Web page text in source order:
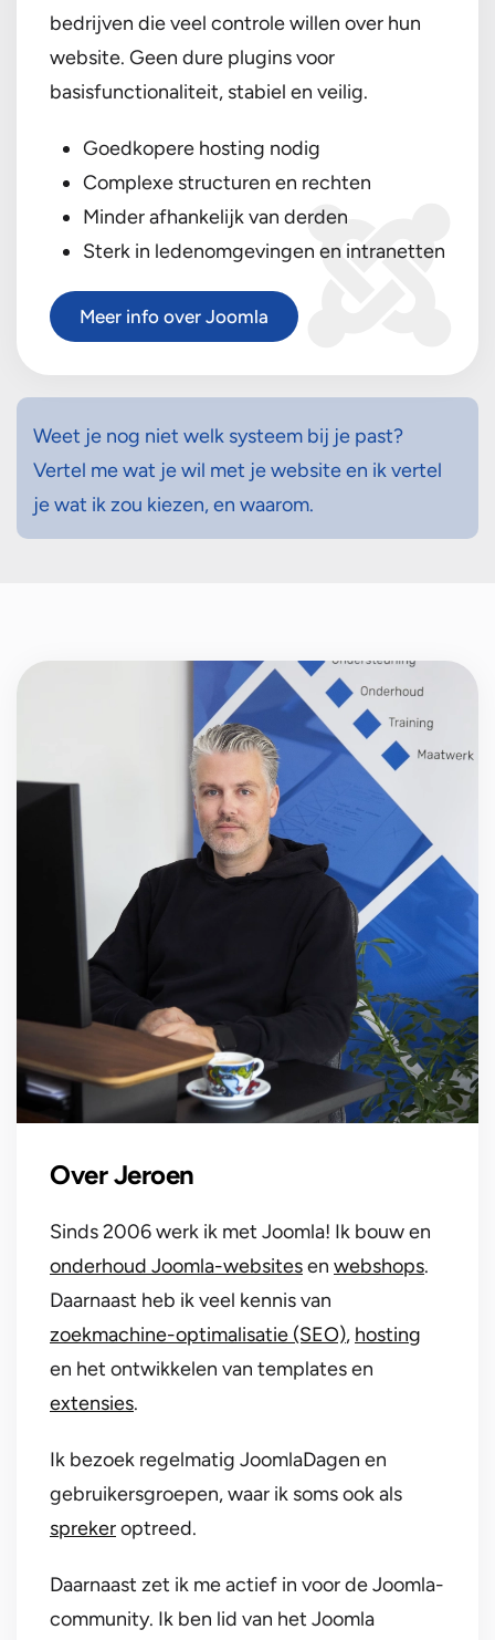
bedrijven die veel controle willen over hun
website. Geen dure plugins voor
basisfunctionaliteit, stabiel en veilig.
Goedkopere hosting nodig
Complexe structuren en rechten
Minder afhankelijk van derden
Sterk in ledenomgevingen en intranetten
Meer info over Joomla
Weet je nog niet welk systeem bij je past?
Vertel me wat je wil met je website en ik vertel
je wat ik zou kiezen, en waarom.
Over Jeroen
Sinds 2006 werk ik met Joomla! Ik bouw en
onderhoud Joomla-websitesen webshops.
Daarnaast heb ik veel kennis van
zoekmachine-optimalisatie (SEO), hosting
en het ontwikkelen van templates en
extensies.
Ik bezoek regelmatig JoomlaDagen en
gebruikersgroepen, waar ik soms ook als
sprekeroptreed.
Daarnaast zet ik me actief in voor de Joomla-
community. Ik ben lid van het Joomla